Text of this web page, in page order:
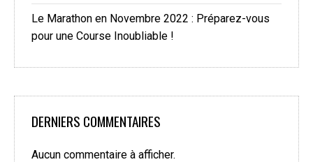
Le Marathon en Novembre 2022 : Préparez-vous
pour une Course Inoubliable !
DERNIERS COMMENTAIRES
Aucun commentaire à afficher.